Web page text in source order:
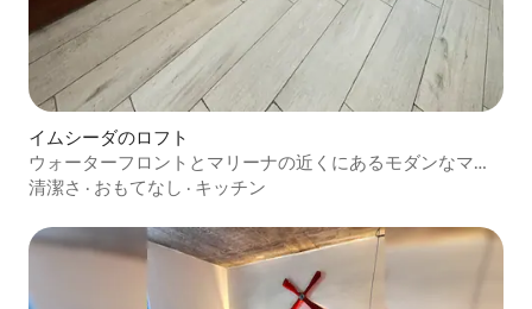
イムシーダのロフト
ウォーターフロントとマリーナの近くにあるモダンなマン
ション・アパート
清潔さ · おもてなし · キッチン